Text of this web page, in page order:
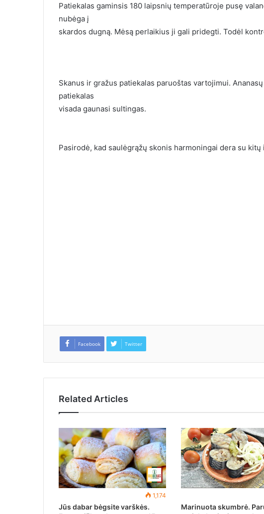
Patiekalas gaminsis 180 laipsnių temperatūroje pusę
nubėga į
skardos dugną. Mėsą perlaikius ji gali pridegti. Todėl
Skanus ir gražus patiekalas paruoštas vartojimui.
patiekalas
visada gaunasi sultingas.
Pasirodė, kad saulėgrąžų skonis harmoningai dera su
Facebook Twitter
Related Articles
1,174
Jūs dabar bėgsite varškės.
Marinuota skumbrė.